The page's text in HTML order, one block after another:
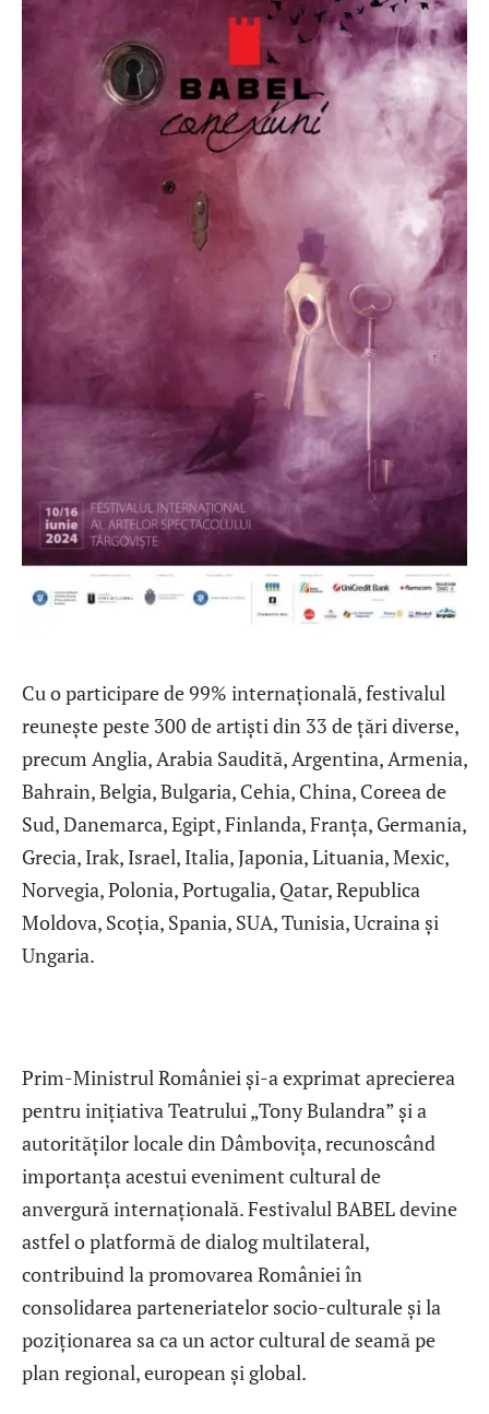
Cu o participare de 99% internațională, festivalul
reunește peste 300 de artiști din 33 de țări diverse,
precum Anglia, Arabia Saudită, Argentina, Armenia,
Bahrain, Belgia, Bulgaria, Cehia, China, Coreea de
Sud, Danemarca, Egipt, Finlanda, Franța, Germania,
Grecia, Irak, Israel, Italia, Japonia, Lituania, Mexic,
Norvegia, Polonia, Portugalia, Qatar, Republica
Moldova, Scoția, Spania, SUA, Tunisia, Ucraina și
Ungaria.
Prim-Ministrul României și-a exprimat aprecierea
pentru inițiativa Teatrului „Tony Bulandra” și a
autorităților locale din Dâmbovița, recunoscând
importanța acestui eveniment cultural de
anvergură internațională. Festivalul BABEL devine
astfel o platformă de dialog multilateral,
contribuind la promovarea României în
consolidarea parteneriatelor socio-culturale și la
poziționarea sa ca un actor cultural de seamă pe
plan regional, european și global.